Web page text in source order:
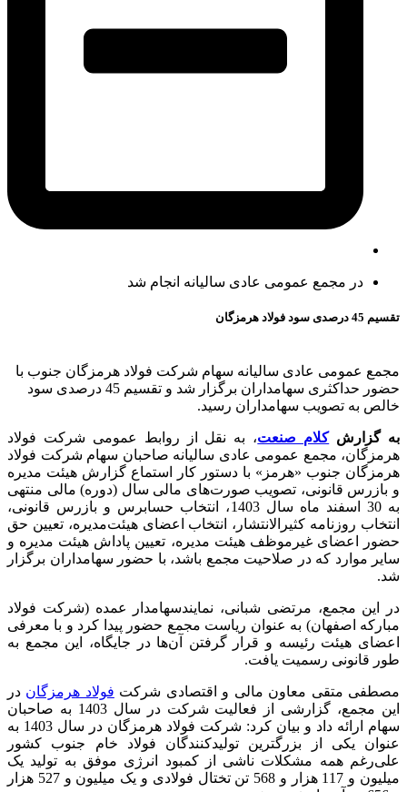
در مجمع عمومی عادی سالیانه انجام شد
تقسیم 45 درصدی سود فولاد هرمزگان
مجمع عمومی عادی سالیانه سهام شرکت فولاد هرمزگان جنوب با
حضور حداکثری سهامداران برگزار شد و تقسیم 45 درصدی سود
خالص به تصویب سهامداران رسید.
به گزارشکلام صنعت، به نقل از روابط عمومی شرکت فولاد
هرمزگان، مجمع عمومی عادی سالیانه صاحبان سهام شرکت فولاد
هرمزگان جنوب «هرمز» با دستور کار استماع گزارش هیئت‌ مدیره
و بازرس قانونی، تصویب صورت‌های مالی سال (دوره) مالی منتهی
به 30 اسفند ماه سال 1403، انتخاب حسابرس و بازرس قانونی،
انتخاب روزنامه کثیر‌الانتشار، انتخاب اعضای هیئت‌مدیره، تعیین حق
حضور اعضای غیرموظف هیئت مدیره، تعیین پاداش هیئت مدیره و
سایر موارد که در صلاحیت مجمع باشد، با حضور سهامداران برگزار
شد.
در این مجمع، مرتضی شبانی، نمایندسهامدار عمده (شرکت فولاد
مبارکه اصفهان) به عنوان ریاست مجمع حضور پیدا کرد و با معرفی
اعضای هیئت رئیسه و قرار گرفتن آن‌ها در جایگاه، این مجمع به
طور قانونی رسمیت یافت.
مصطفی متقی معاون مالی و اقتصادی شرکت فولاد هرمزگان در
این مجمع، گزارشی از فعالیت شرکت در سال 1403 به صاحبان
سهام ارائه داد و بیان کرد: شرکت فولاد هرمزگان در سال 1403 به
عنوان یکی از بزرگترین تولیدکنندگان فولاد خام جنوب کشور
علی‌رغم همه مشکلات ناشی از کمبود انرژی موفق به تولید یک
میلیون و 117 هزار و 568 تن تختال فولادی و یک میلیون و 527 هزار